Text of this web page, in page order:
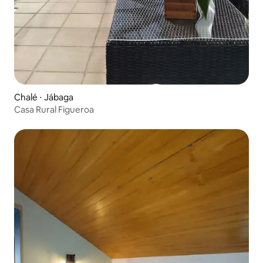
Chalé ⋅ Jábaga
Casa Rural Figueroa